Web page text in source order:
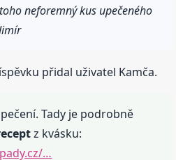
neforemný kus upečeného
přidal uživatel Kamča.
Tady je podrobně
z kvásku:
…